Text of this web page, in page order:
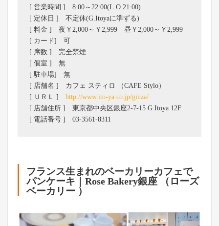
[ 営業時間 ] 8:00～22:00(L.O.21:00)
[ 定休日 ] 不定休(G.Itoyaに準ずる)
[ 料金 ] 夜￥2,000～￥2,999 昼￥2,000～￥2,999
[ カード] 可
[ 席数 ] 完全禁煙
[ 個室 ] 無
[ 駐車場] 無
[ 店舗名 ] カフェ スティロ （CAFE Stylo）
[ ＵＲＬ ] http://www.ito-ya.co.jp/ginza/
[ 店舗住所 ] 東京都中央区銀座2-7-15 G.Itoya 12F
[ 電話番号 ] 03-3561-8311
フランス生まれのベーカリーカフェで
パンケーキ｜Rose Bakery銀座 （ローズ
ベーカリー ）